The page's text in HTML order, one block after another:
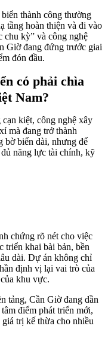
thành công thường
tầng hoàn thiện và đi vào
chu kỳ” và công nghệ
Giờ đang đứng trước giai
đón đầu.
có phải chìa
Nam?
kiệt, công nghệ xây
mà đang trở thành
bờ biển dài, nhưng để
năng lực tài chính, kỹ
chứng rõ nét cho việc
triển khai bài bản, bền
dài. Dự án không chỉ
định vị lại vai trò của
khu vực.
tảng, Cần Giờ đang dần
điểm phát triển mới,
trị kế thừa cho nhiều